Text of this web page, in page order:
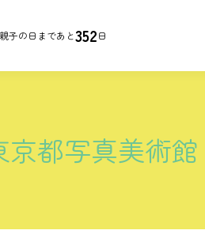
親子の日まであと352日
京都写真美術館